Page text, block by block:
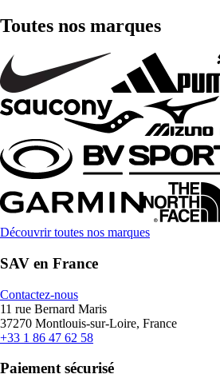
Toutes nos marques
Découvrir toutes nos marques
SAV en France
Contactez-nous
11 rue Bernard Maris
37270 Montlouis-sur-Loire, France
+33 1 86 47 62 58
Paiement sécurisé